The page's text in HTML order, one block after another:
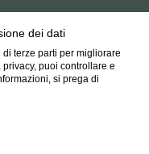
dei dati
terze parti per migliorare
puoi controllare e
si prega di